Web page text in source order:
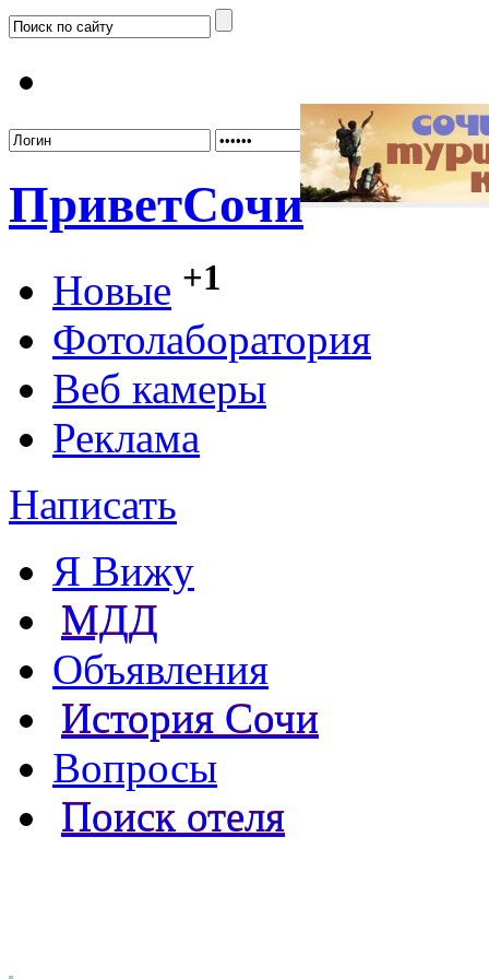
ПриветСочи
Новые +1
Фотолаборатория
Веб камеры
Реклама
Написать
Я Вижу
МДД
Объявления
История Сочи
Вопросы
Поиск отеля